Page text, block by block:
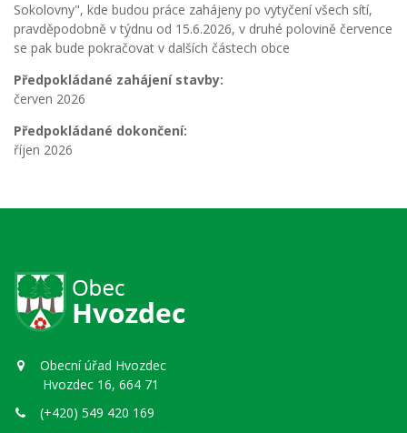
Sokolovny", kde budou práce zahájeny po vytyčení všech sítí,
pravděpodobně v týdnu od 15.6.2026, v druhé polovině července
se pak bude pokračovat v dalších částech obce
Předpokládané zahájení stavby:
červen 2026
Předpokládané dokončení:
říjen 2026
Obecní úřad Hvozdec
Hvozdec 16, 664 71
(+420) 549 420 169